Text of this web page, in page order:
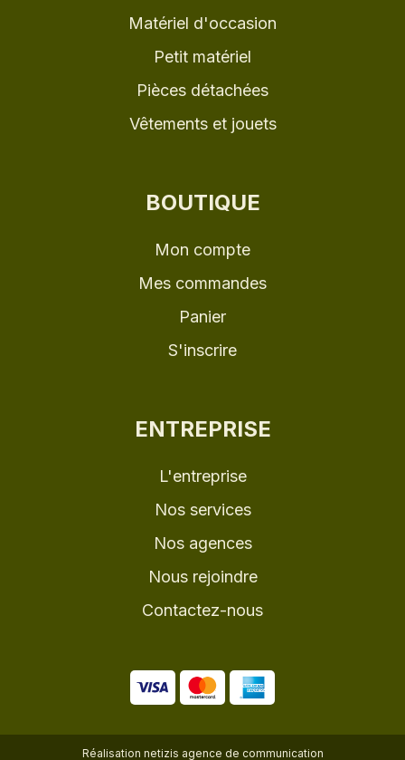
Matériel d'occasion
Petit matériel
Pièces détachées
Vêtements et jouets
BOUTIQUE
Mon compte
Mes commandes
Panier
S'inscrire
ENTREPRISE
L'entreprise
Nos services
Nos agences
Nous rejoindre
Contactez-nous
Réalisation netizis agence de communication